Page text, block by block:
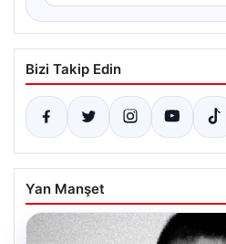
Bizi Takip Edin
Yan Manşet